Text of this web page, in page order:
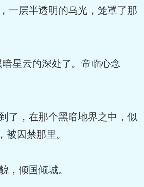
一层半透明的乌光，笼罩了那
星云的深处了。帝临心念
了，在那个黑暗地界之中，似
囚禁那里。
倾国倾城。